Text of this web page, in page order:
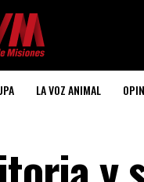
LA VOZ ANIMAL